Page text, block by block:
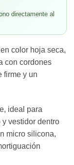
directamente al
color hoja seca,
con cordones
firme y un
ideal para
vestidor dentro
micro silicona,